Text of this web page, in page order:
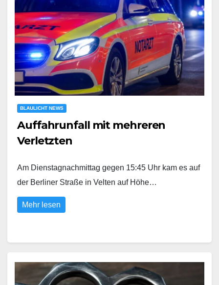
BLAULICHT NEWS
Auffahrunfall mit mehreren
Verletzten
Am Dienstagnachmittag gegen 15:45 Uhr kam es auf
der Berliner Straße in Velten auf Höhe…
Mehr lesen